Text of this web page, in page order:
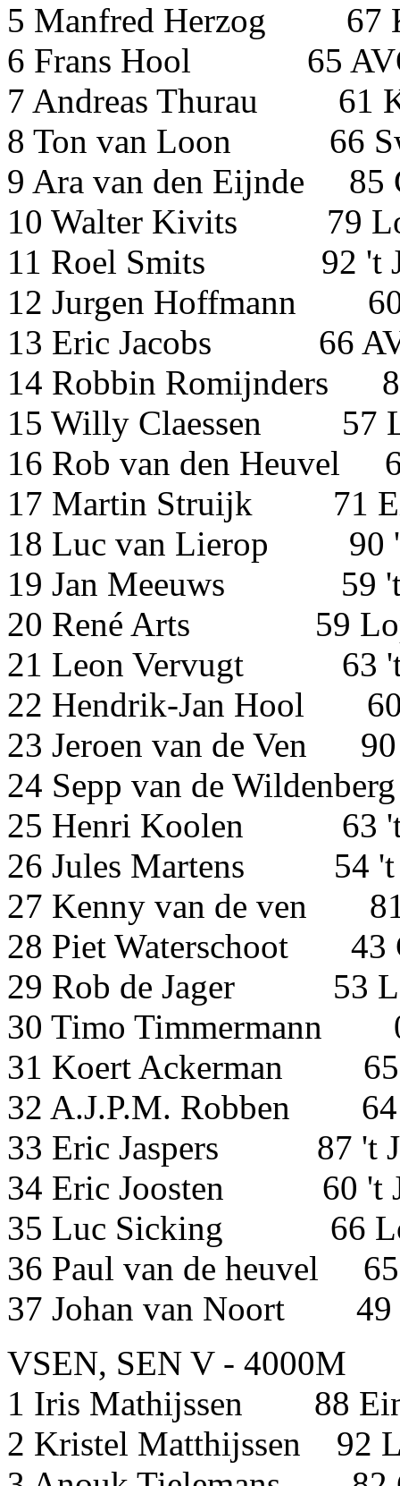
5 Manfred Herzog
6 Frans Hool
7 Andreas Thurau
8 Ton van Loon
9 Ara van den Eijnde
10 Walter Kivits 79
11 Roel Smits 92 't
12 Jurgen Hoffmann
13 Eric Jacobs 66
14 Robbin
15 Willy Claessen 57
16 Rob van den
17 Martin Struijk 71
18 Luc van Lierop 90
19 Jan Meeuws 59
20 René Arts 59
21 Leon Vervugt 63
22 Hendrik-Jan
23 Jeroen van de Ven
24 Sepp van de
25 Henri Koolen 63
26 Jules Martens 54
27 Kenny van de ven
28 Piet Waterschoot
29 Rob de Jager 53
30 Timo
31 Koert Ackerman
32 A.J.P.M.
33 Eric Jaspers 87 't
34 Eric Joosten 60 't
35 Luc Sicking 66
36 Paul van de heuvel
37 Johan van Noort
VSEN, SEN V - 4000M
1 Iris Mathijssen 88
2 Kristel Matthijssen 92